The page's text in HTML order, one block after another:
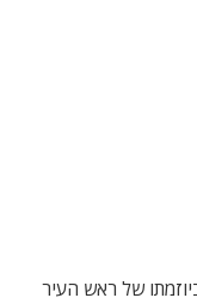
של ראש העיר